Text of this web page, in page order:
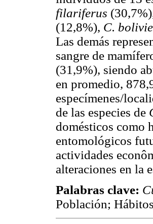
filariferus
(12,8%), C.
Las demás
sangre de
(31,9%), siendo
en promedio,
especímenes/
de las especies de
domésticos como
entomológicos
actividades
alteraciones en la
Palabras clave:
Población;